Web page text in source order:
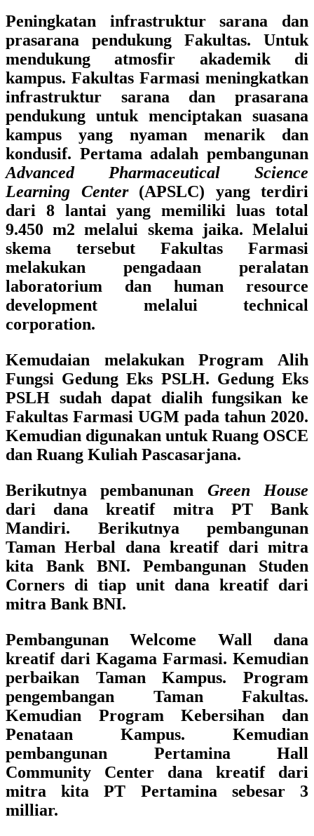
Peningkatan infrastruktur sarana dan
prasarana pendukung Fakultas. Untuk
mendukung atmosfir akademik di
kampus. Fakultas Farmasi meningkatkan
infrastruktur sarana dan prasarana
pendukung untuk menciptakan suasana
kampus yang nyaman menarik dan
kondusif. Pertama adalah pembangunan
Advanced Pharmaceutical Science
Learning Center(APSLC) yang terdiri
dari 8 lantai yang memiliki luas total
9.450 m2 melalui skema jaika. Melalui
skema tersebut Fakultas Farmasi
melakukan pengadaan peralatan
laboratorium dan human resource
development melalui technical
corporation.
Kemudaian melakukan Program Alih
Fungsi Gedung Eks PSLH. Gedung Eks
PSLH sudah dapat dialih fungsikan ke
Fakultas Farmasi UGM pada tahun 2020.
Kemudian digunakan untuk Ruang OSCE
dan Ruang Kuliah Pascasarjana.
Berikutnya pembanunan Green House
dari dana kreatif mitra PT Bank
Mandiri. Berikutnya pembangunan
Taman Herbal dana kreatif dari mitra
kita Bank BNI. Pembangunan Studen
Corners di tiap unit dana kreatif dari
mitra Bank BNI.
Pembangunan Welcome Wall dana
kreatif dari Kagama Farmasi. Kemudian
perbaikan Taman Kampus. Program
pengembangan Taman Fakultas.
Kemudian Program Kebersihan dan
Penataan Kampus. Kemudian
pembangunan Pertamina Hall
Community Center dana kreatif dari
mitra kita PT Pertamina sebesar 3
milliar.